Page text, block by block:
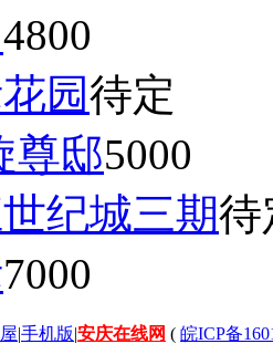
4800
园待定
尊邸5000
纪城三期待
7000
|手机版|安庆在线网 ( 皖ICP备